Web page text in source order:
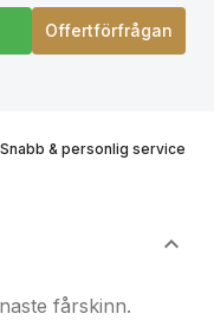
Offertförfrågan
Snabb & personlig service
fårskinn.